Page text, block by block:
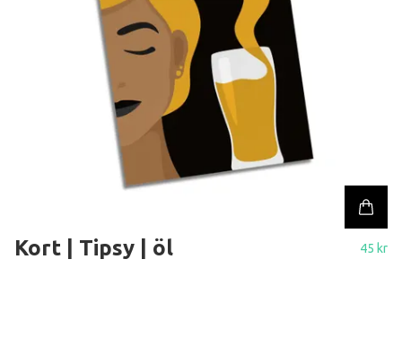
Kort | Tipsy | öl 45 kr